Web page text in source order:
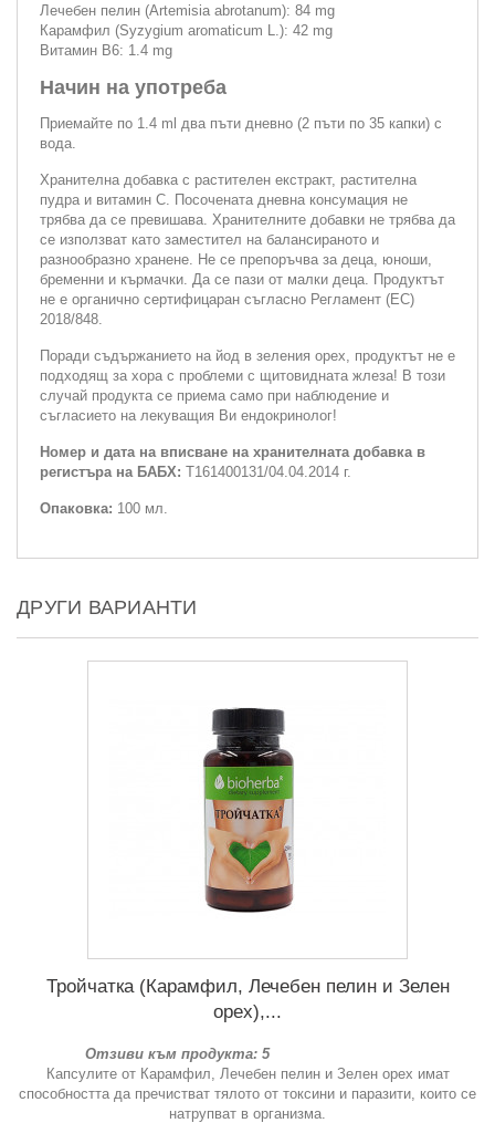
Лечебен пелин (Artemisia abrotanum): 84 mg
Карамфил (Syzygium aromaticum L.): 42 mg
Витамин В6: 1.4 mg
Начин на употреба
Приемайте по 1.4 ml два пъти дневно (2 пъти по 35 капки) с
вода.
Хранителна добавка с растителен екстракт, растителна
пудра и витамин С. Посочената дневна консумация не
трябва да се превишава. Хранителните добавки не трябва да
се използват като заместител на балансираното и
разнообразно хранене. Не се препоръчва за деца, юноши,
бременни и кърмачки. Да се пази от малки деца. Продуктът
не е органично сертифицаран съгласно Регламент (ЕС)
2018/848.
Поради съдържанието на йод в зеления орех, продуктът не е
подходящ за хора с проблеми с щитовидната жлеза! В този
случай продукта се приема само при наблюдение и
съгласието на лекуващия Ви ендокринолог!
Номер и дата на вписване на хранителната добавка в
регистъра на БАБХ: Т161400131/04.04.2014 г.
Опаковка: 100 мл.
ДРУГИ ВАРИАНТИ
Тройчатка (Карамфил, Лечебен пелин и Зелен
орех),...
Отзиви към продукта: 5
Капсулите от Карамфил, Лечебен пелин и Зелен орех имат
способността да пречистват тялото от токсини и паразити, които се
натрупват в организма.